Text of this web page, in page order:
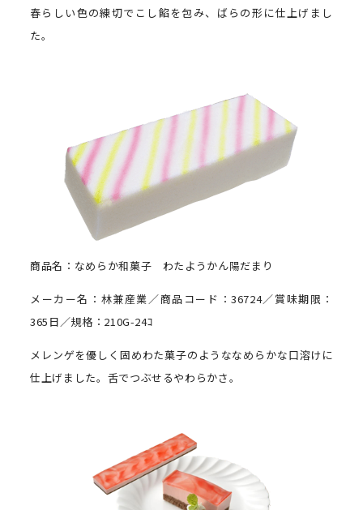
春らしい色の練切でこし餡を包み、ばらの形に仕上げまし
た。
商品名：なめらか和菓子 わたようかん陽だまり
メーカー名：林兼産業／商品コード：36724／賞味期限：
365日／規格：210G-24ｺ
メレンゲを優しく固めわた菓子のようななめらかな口溶けに
仕上げました。舌でつぶせるやわらかさ。